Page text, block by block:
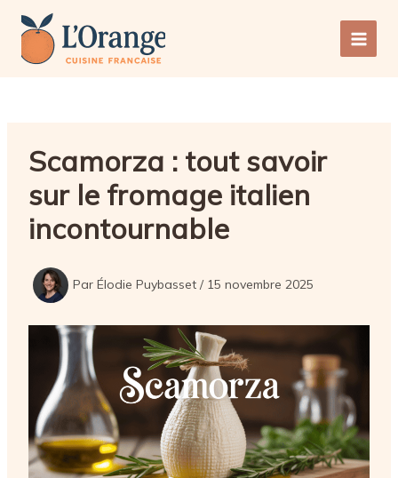
contenu
Main
Scamorza : tout savoir
sur le fromage italien
incontournable
Par Élodie Puybasset / 15 novembre 2025